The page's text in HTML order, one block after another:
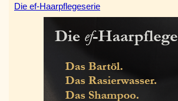
Die ef-Haarpflegeserie